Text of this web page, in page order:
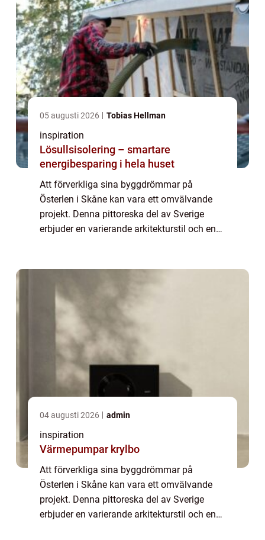
05 augusti 2026 Tobias Hellman
inspiration
Lösullsisolering – smartare
energibesparing i hela huset
Att förverkliga sina byggdrömmar på
Österlen i Skåne kan vara ett omvälvande
projekt. Denna pittoreska del av Sverige
erbjuder en varierande arkitekturstil och en
04 augusti 2026 admin
inspiration
Värmepumpar krylbo
Att förverkliga sina byggdrömmar på
Österlen i Skåne kan vara ett omvälvande
projekt. Denna pittoreska del av Sverige
erbjuder en varierande arkitekturstil och en